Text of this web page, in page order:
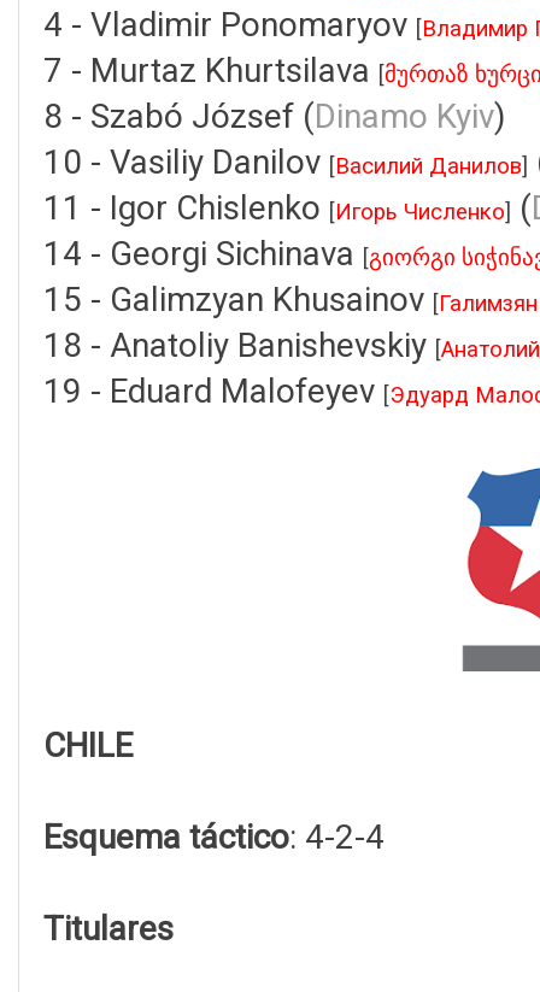
4 - Vladimir Ponomaryov [Владимир
7 - Murtaz Khurtsilava [მურთაზ
8 - Szabó József (Dinamo Kyiv)
10 - Vasiliy Danilov [Василий Данилов]
11 - Igor Chislenko [Игорь Численко] (
14 - Georgi Sichinava [გიორგი
15 - Galimzyan Khusainov [
18 - Anatoliy Banishevskiy [
19 - Eduard Malofeyev [Эдуард
CHILE
Esquema táctico: 4-2-4
Titulares